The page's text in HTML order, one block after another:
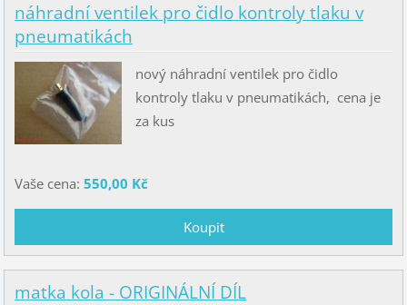
náhradní ventilek pro čidlo kontroly tlaku v
pneumatikách
nový náhradní ventilek pro čidlo
kontroly tlaku v pneumatikách, cena je
za kus
Vaše cena: 550,00 Kč
matka kola - ORIGINÁLNÍ DÍL